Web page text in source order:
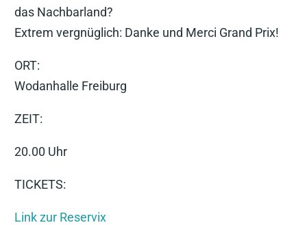
das Nachbarland?
Extrem vergnüglich: Danke und Merci Grand Prix!
ORT:
Wodanhalle Freiburg
ZEIT:
20.00 Uhr
TICKETS:
Link zur Reservix